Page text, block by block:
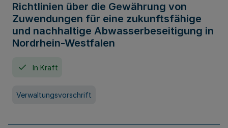
Richtlinien über die Gewährung von
Zuwendungen für eine zukunftsfähige
und nachhaltige Abwasserbeseitigung in
Nordrhein-Westfalen
In Kraft
Verwaltungsvorschrift